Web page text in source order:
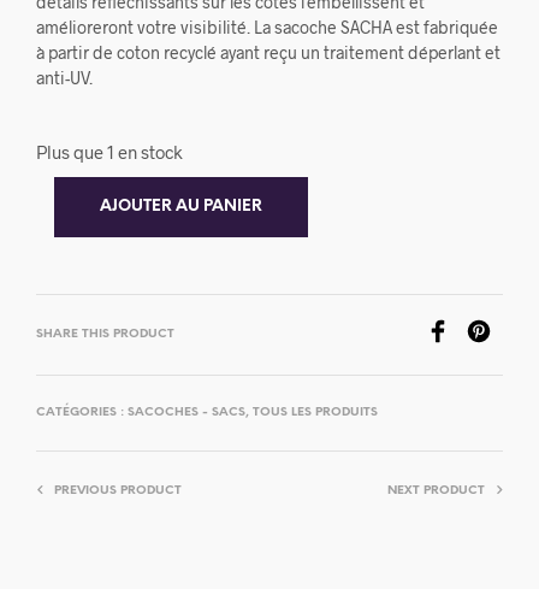
amélioreront votre visibilité. La sacoche SACHA est fabriquée
à partir de coton recyclé ayant reçu un traitement déperlant et
anti-UV.
Plus que 1 en stock
AJOUTER AU PANIER
SHARE THIS PRODUCT
CATÉGORIES : SACOCHES - SACS, TOUS LES PRODUITS
PREVIOUS PRODUCT NEXT PRODUCT